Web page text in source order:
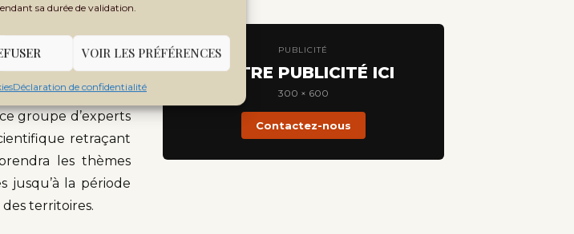
sa durée de validation.
VOIR LES PRÉFÉRENCES
Déclaration de confidentialité
été officiellement
historiens
ancien ministre
groupe d’experts
retraçant
les thèmes
jusqu’à la période
territoires.
PUBLICITÉ
VOTRE PUBLICITÉ ICI
300 × 600
Contactez-nous